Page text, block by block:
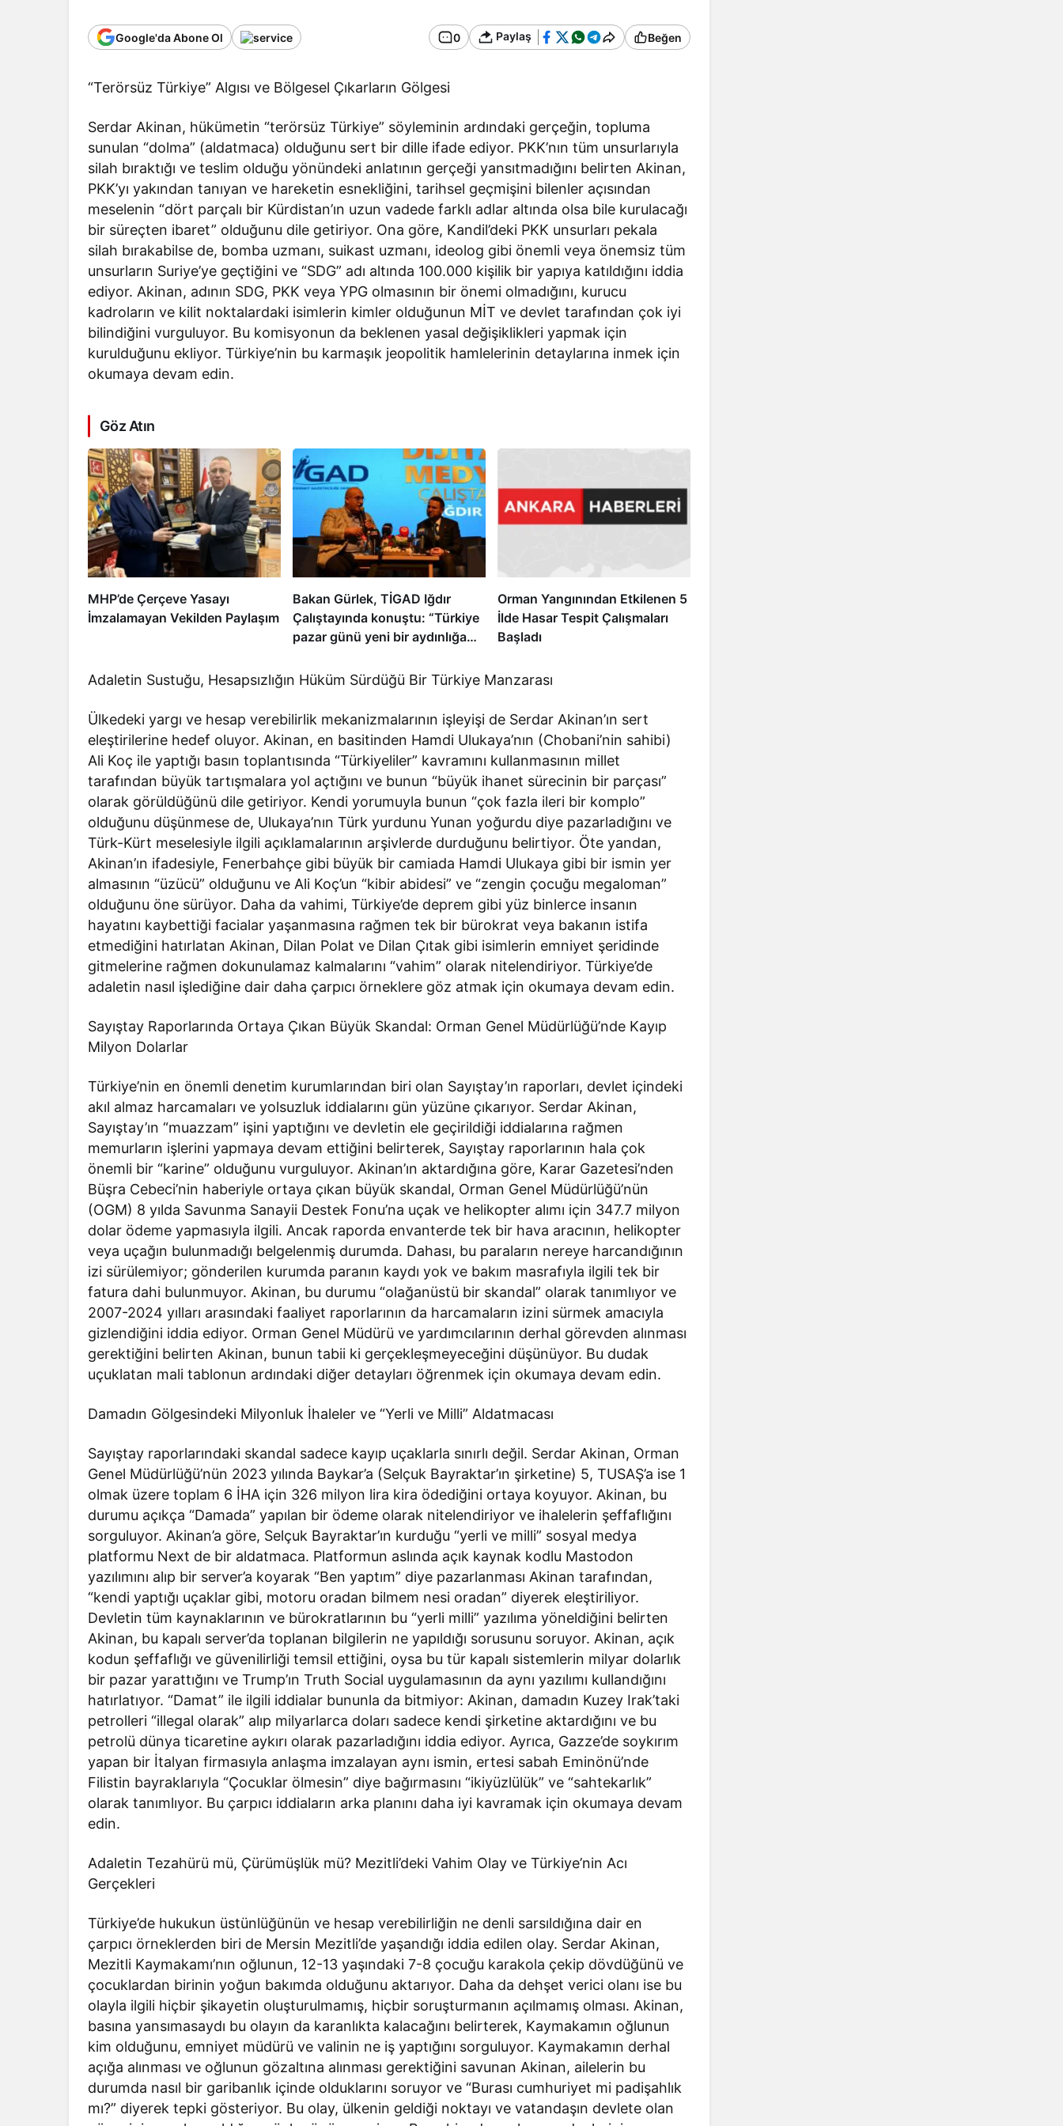
Google'da Abone Ol 0 Paylaş Beğen
“Terörsüz Türkiye” Algısı ve Bölgesel Çıkarların Gölgesi
Serdar Akinan, hükümetin “terörsüz Türkiye” söyleminin ardındaki gerçeğin, topluma
sunulan “dolma” (aldatmaca) olduğunu sert bir dille ifade ediyor. PKK’nın tüm unsurlarıyla
silah bıraktığı ve teslim olduğu yönündeki anlatının gerçeği yansıtmadığını belirten Akinan,
PKK’yı yakından tanıyan ve hareketin esnekliğini, tarihsel geçmişini bilenler açısından
meselenin “dört parçalı bir Kürdistan’ın uzun vadede farklı adlar altında olsa bile kurulacağı
bir süreçten ibaret” olduğunu dile getiriyor. Ona göre, Kandil’deki PKK unsurları pekala
silah bırakabilse de, bomba uzmanı, suikast uzmanı, ideolog gibi önemli veya önemsiz tüm
unsurların Suriye’ye geçtiğini ve “SDG” adı altında 100.000 kişilik bir yapıya katıldığını iddia
ediyor. Akinan, adının SDG, PKK veya YPG olmasının bir önemi olmadığını, kurucu
kadroların ve kilit noktalardaki isimlerin kimler olduğunun MİT ve devlet tarafından çok iyi
bilindiğini vurguluyor. Bu komisyonun da beklenen yasal değişiklikleri yapmak için
kurulduğunu ekliyor. Türkiye’nin bu karmaşık jeopolitik hamlelerinin detaylarına inmek için
okumaya devam edin.
Göz Atın
MHP’de Çerçeve Yasayı
İmzalamayan Vekilden Paylaşım
Bakan Gürlek, TİGAD Iğdır
Çalıştayında konuştu: “Türkiye
pazar günü yeni bir aydınlığa
Orman Yangınından Etkilenen 5
İlde Hasar Tespit Çalışmaları
Başladı
Adaletin Sustuğu, Hesapsızlığın Hüküm Sürdüğü Bir Türkiye Manzarası
Ülkedeki yargı ve hesap verebilirlik mekanizmalarının işleyişi de Serdar Akinan’ın sert
eleştirilerine hedef oluyor. Akinan, en basitinden Hamdi Ulukaya’nın (Chobani’nin sahibi)
Ali Koç ile yaptığı basın toplantısında “Türkiyeliler” kavramını kullanmasının millet
tarafından büyük tartışmalara yol açtığını ve bunun “büyük ihanet sürecinin bir parçası”
olarak görüldüğünü dile getiriyor. Kendi yorumuyla bunun “çok fazla ileri bir komplo”
olduğunu düşünmese de, Ulukaya’nın Türk yurdunu Yunan yoğurdu diye pazarladığını ve
Türk-Kürt meselesiyle ilgili açıklamalarının arşivlerde durduğunu belirtiyor. Öte yandan,
Akinan’ın ifadesiyle, Fenerbahçe gibi büyük bir camiada Hamdi Ulukaya gibi bir ismin yer
almasının “üzücü” olduğunu ve Ali Koç’un “kibir abidesi” ve “zengin çocuğu megaloman”
olduğunu öne sürüyor. Daha da vahimi, Türkiye’de deprem gibi yüz binlerce insanın
hayatını kaybettiği facialar yaşanmasına rağmen tek bir bürokrat veya bakanın istifa
etmediğini hatırlatan Akinan, Dilan Polat ve Dilan Çıtak gibi isimlerin emniyet şeridinde
gitmelerine rağmen dokunulamaz kalmalarını “vahim” olarak nitelendiriyor. Türkiye’de
adaletin nasıl işlediğine dair daha çarpıcı örneklere göz atmak için okumaya devam edin.
Sayıştay Raporlarında Ortaya Çıkan Büyük Skandal: Orman Genel Müdürlüğü’nde Kayıp
Milyon Dolarlar
Türkiye’nin en önemli denetim kurumlarından biri olan Sayıştay’ın raporları, devlet içindeki
akıl almaz harcamaları ve yolsuzluk iddialarını gün yüzüne çıkarıyor. Serdar Akinan,
Sayıştay’ın “muazzam” işini yaptığını ve devletin ele geçirildiği iddialarına rağmen
memurların işlerini yapmaya devam ettiğini belirterek, Sayıştay raporlarının hala çok
önemli bir “karine” olduğunu vurguluyor. Akinan’ın aktardığına göre, Karar Gazetesi’nden
Büşra Cebeci’nin haberiyle ortaya çıkan büyük skandal, Orman Genel Müdürlüğü’nün
(OGM) 8 yılda Savunma Sanayii Destek Fonu’na uçak ve helikopter alımı için 347.7 milyon
dolar ödeme yapmasıyla ilgili. Ancak raporda envanterde tek bir hava aracının, helikopter
veya uçağın bulunmadığı belgelenmiş durumda. Dahası, bu paraların nereye harcandığının
izi sürülemiyor; gönderilen kurumda paranın kaydı yok ve bakım masrafıyla ilgili tek bir
fatura dahi bulunmuyor. Akinan, bu durumu “olağanüstü bir skandal” olarak tanımlıyor ve
2007-2024 yılları arasındaki faaliyet raporlarının da harcamaların izini sürmek amacıyla
gizlendiğini iddia ediyor. Orman Genel Müdürü ve yardımcılarının derhal görevden alınması
gerektiğini belirten Akinan, bunun tabii ki gerçekleşmeyeceğini düşünüyor. Bu dudak
uçuklatan mali tablonun ardındaki diğer detayları öğrenmek için okumaya devam edin.
Damadın Gölgesindeki Milyonluk İhaleler ve “Yerli ve Milli” Aldatmacası
Sayıştay raporlarındaki skandal sadece kayıp uçaklarla sınırlı değil. Serdar Akinan, Orman
Genel Müdürlüğü’nün 2023 yılında Baykar’a (Selçuk Bayraktar’ın şirketine) 5, TUSAŞ’a ise 1
olmak üzere toplam 6 İHA için 326 milyon lira kira ödediğini ortaya koyuyor. Akinan, bu
durumu açıkça “Damada” yapılan bir ödeme olarak nitelendiriyor ve ihalelerin şeffaflığını
sorguluyor. Akinan’a göre, Selçuk Bayraktar’ın kurduğu “yerli ve milli” sosyal medya
platformu Next de bir aldatmaca. Platformun aslında açık kaynak kodlu Mastodon
yazılımını alıp bir server’a koyarak “Ben yaptım” diye pazarlanması Akinan tarafından,
“kendi yaptığı uçaklar gibi, motoru oradan bilmem nesi oradan” diyerek eleştiriliyor.
Devletin tüm kaynaklarının ve bürokratlarının bu “yerli milli” yazılıma yöneldiğini belirten
Akinan, bu kapalı server’da toplanan bilgilerin ne yapıldığı sorusunu soruyor. Akinan, açık
kodun şeffaflığı ve güvenilirliği temsil ettiğini, oysa bu tür kapalı sistemlerin milyar dolarlık
bir pazar yarattığını ve Trump’ın Truth Social uygulamasının da aynı yazılımı kullandığını
hatırlatıyor. “Damat” ile ilgili iddialar bununla da bitmiyor: Akinan, damadın Kuzey Irak’taki
petrolleri “illegal olarak” alıp milyarlarca doları sadece kendi şirketine aktardığını ve bu
petrolü dünya ticaretine aykırı olarak pazarladığını iddia ediyor. Ayrıca, Gazze’de soykırım
yapan bir İtalyan firmasıyla anlaşma imzalayan aynı ismin, ertesi sabah Eminönü’nde
Filistin bayraklarıyla “Çocuklar ölmesin” diye bağırmasını “ikiyüzlülük” ve “sahtekarlık”
olarak tanımlıyor. Bu çarpıcı iddiaların arka planını daha iyi kavramak için okumaya devam
edin.
Adaletin Tezahürü mü, Çürümüşlük mü? Mezitli’deki Vahim Olay ve Türkiye’nin Acı
Gerçekleri
Türkiye’de hukukun üstünlüğünün ve hesap verebilirliğin ne denli sarsıldığına dair en
çarpıcı örneklerden biri de Mersin Mezitli’de yaşandığı iddia edilen olay. Serdar Akinan,
Mezitli Kaymakamı’nın oğlunun, 12-13 yaşındaki 7-8 çocuğu karakola çekip dövdüğünü ve
çocuklardan birinin yoğun bakımda olduğunu aktarıyor. Daha da dehşet verici olanı ise bu
olayla ilgili hiçbir şikayetin oluşturulmamış, hiçbir soruşturmanın açılmamış olması. Akinan,
basına yansımasaydı bu olayın da karanlıkta kalacağını belirterek, Kaymakamın oğlunun
kim olduğunu, emniyet müdürü ve valinin ne iş yaptığını sorguluyor. Kaymakamın derhal
açığa alınması ve oğlunun gözaltına alınması gerektiğini savunan Akinan, ailelerin bu
durumda nasıl bir garibanlık içinde olduklarını soruyor ve “Burası cumhuriyet mi padişahlık
mı?” diyerek tepki gösteriyor. Bu olay, ülkenin geldiği noktayı ve vatandaşın devlete olan